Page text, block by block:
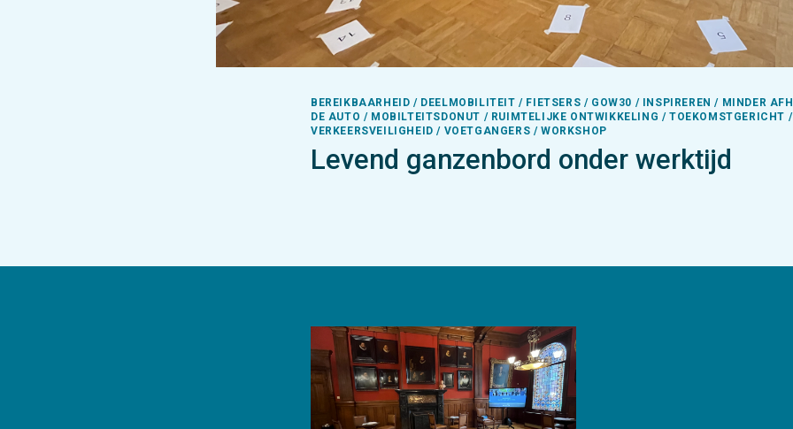
BEREIKBAARHEID / DEELMOBILITEIT / FIETSERS / GOW30 / INSPIREREN / MINDER
DE AUTO / MOBILTEITSDONUT / RUIMTELIJKE ONTWIKKELING / TOEKOMSTGERICHT /
VERKEERSVEILIGHEID / VOETGANGERS / WORKSHOP
Levend ganzenbord onder werktijd